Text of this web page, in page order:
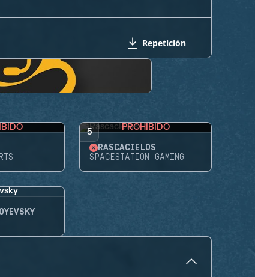
Repetición
5 PROHIBIDO
RASCACIELOS
SPACESTATION GAMING